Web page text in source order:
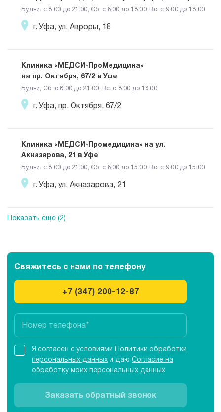
Будни: c 8:00 до 21:00, Сб: c 8:00 до 18:00, Вс: c 9:00 до 18:00
г. Уфа, ул. Авроры, 18
Клиника «МЕДСИ-ПроМедицина»
на пр. Октября, 67/2 в Уфе
Будни, Сб: c 8:00 до 21:00, Вс: c 8:00 до 18:00
г. Уфа, пр. Октября, 67/2
Клиника «МЕДСИ-Промедицина» на ул.
Акназарова, 21 в Уфе
Будни: c 8:00 до 21:00, Сб: c 8:00 до 15:00, Вс: c 9:00 до 15:00
г. Уфа, ул. Акназарова, 21
Показать еще (2)
Свяжитесь с нами по телефону
+7 (347) 200-12-87
Я согласен с условиями Политики обработки
персональных данных и даю Согласие на
обработку моих персональных данных
Заказать обратный звонок